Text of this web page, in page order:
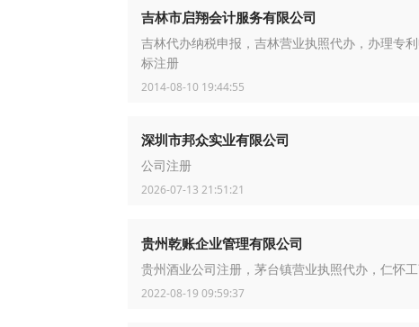
吉林市启翔会计服务有限公司
吉林代办纳税申报，吉林营业执照代办，办理专
标注册
2014-08-10 19:44:55
深圳市邦众实业有限公司
公司注册
2026-07-13 21:51:21
贵州乾账企业管理有限公司
贵州酒业公司注册，茅台镇营业执照代办，仁怀
2022-08-19 09:59:37